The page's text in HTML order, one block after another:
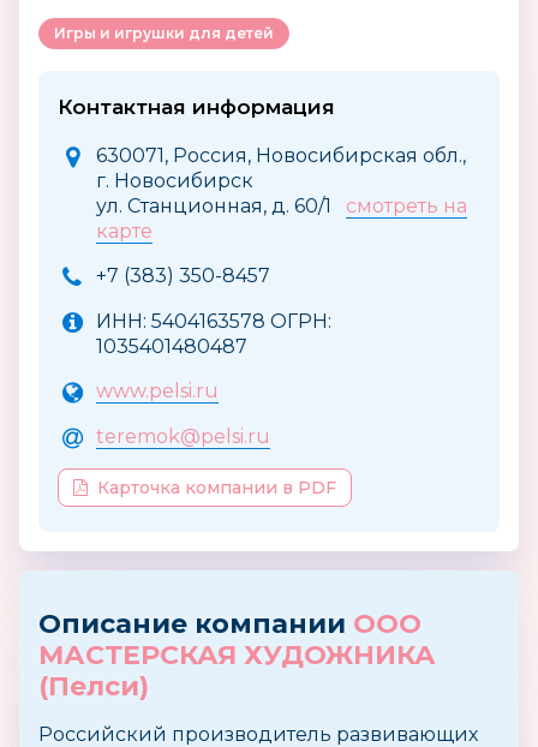
Игры и игрушки для детей
Контактная информация
630071, Россия, Новосибирская обл.,
г. Новосибирск
ул. Станционная, д. 60/1 смотреть на
карте
+7 (383) 350-8457
ИНН: 5404163578 ОГРН:
1035401480487
www.pelsi.ru
teremok@pelsi.ru
Карточка компании в PDF
Описание компании ООО
МАСТЕРСКАЯ ХУДОЖНИКА
(Пелси)
Российский производитель развивающих